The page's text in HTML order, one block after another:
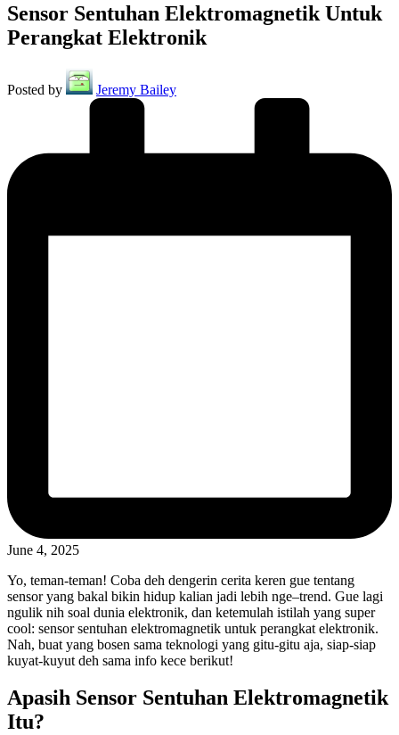
Sensor Sentuhan Elektromagnetik Untuk
Perangkat Elektronik
Posted by Jeremy Bailey
June 4, 2025
Yo, teman-teman! Coba deh dengerin cerita keren gue tentang
sensor yang bakal bikin hidup kalian jadi lebih nge–trend. Gue lagi
ngulik nih soal dunia elektronik, dan ketemulah istilah yang super
cool: sensor sentuhan elektromagnetik untuk perangkat elektronik.
Nah, buat yang bosen sama teknologi yang gitu-gitu aja, siap-siap
kuyat-kuyut deh sama info kece berikut!
Apasih Sensor Sentuhan Elektromagnetik
Itu?